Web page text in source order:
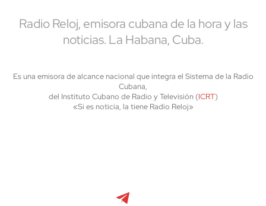
Radio Reloj, emisora cubana de la hora y las
noticias. La Habana, Cuba.
Es una emisora de alcance nacional que integra el Sistema de la Radio
Cubana,
del Instituto Cubano de Radio y Televisión (ICRT)
«Si es noticia, la tiene Radio Reloj»